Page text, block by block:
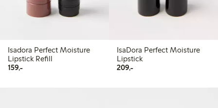
Isadora Perfect Moisture
Lipstick Refill
159,-159,00 kr
IsaDora Perfect Moisture
Lipstick
209,-209,00 kr